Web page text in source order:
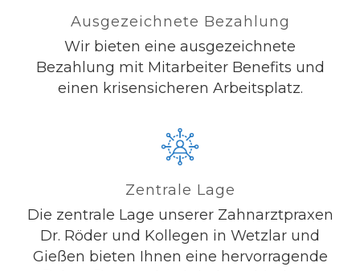
Ausgezeichnete Bezahlung
Wir bieten eine ausgezeichnete
Bezahlung mit Mitarbeiter Benefits und
einen krisensicheren Arbeitsplatz.
Zentrale Lage
Die zentrale Lage unserer Zahnarztpraxen
Dr. Röder und Kollegen in Wetzlar und
Gießen bieten Ihnen eine hervorragende